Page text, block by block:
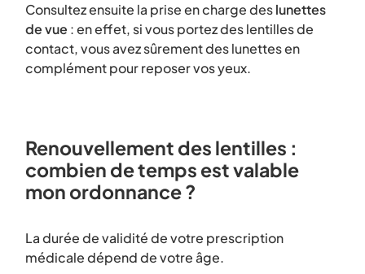
Consultez ensuite la prise en charge deslunettes
de vue : en effet, si vous portez des lentilles de
contact, vous avez sûrement des lunettes en
complément pour reposer vos yeux.
Renouvellement des lentilles :
combien de temps est valable
mon ordonnance ?
La durée de validité de votre prescription
médicale dépend de votre âge.